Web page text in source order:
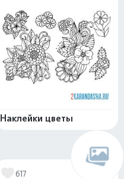
Наклейки цветы
617